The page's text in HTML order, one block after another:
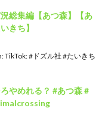
総集編【あつ森】【あ
きち】
TikTok: #ドズル社 #たいきち
やめれる？ #あつ森 #